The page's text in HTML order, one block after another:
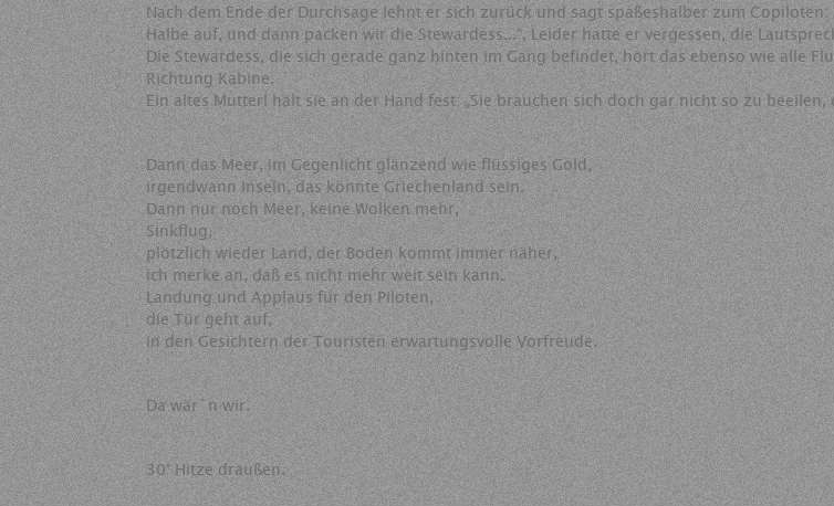
Nach dem Ende der Durchsage lehnt er sich zurück und sagt spaßeshalber zum
Halbe auf, und dann packen wir die Stewardess...“, Leider hatte er vergessen, die
Die Stewardess, die sich gerade ganz hinten im Gang befindet, hört das ebenso wie alle
Richtung Kabine.
Ein altes Mutterl hält sie an der Hand fest: „Sie brauchen sich doch gar nicht so zu
Dann das Meer, im Gegenlicht glänzend wie flüssiges Gold,
irgendwann Inseln, das könnte Griechenland sein.
Dann nur noch Meer, keine Wolken mehr,
Sinkflug,
plötzlich wieder Land, der Boden kommt immer näher,
ich merke an, daß es nicht mehr weit sein kann.
Landung und Applaus für den Piloten,
die Tür geht auf,
in den Gesichtern der Touristen erwartungsvolle Vorfreude.
Da wär´n wir.
30° Hitze draußen.